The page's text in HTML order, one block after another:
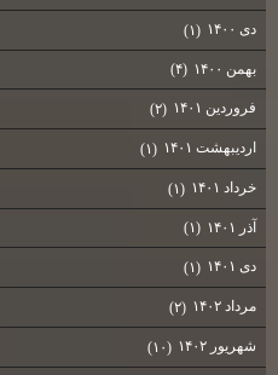
دی ۱۴۰۰ (۱)
بهمن ۱۴۰۰ (۴)
فروردین ۱۴۰۱ (۲)
اردیبهشت ۱۴۰۱ (۱)
خرداد ۱۴۰۱ (۱)
آذر ۱۴۰۱ (۱)
دی ۱۴۰۱ (۱)
مرداد ۱۴۰۲ (۲)
شهریور ۱۴۰۲ (۱۰)